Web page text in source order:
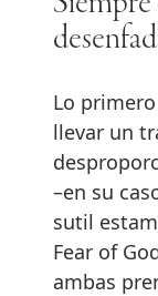
Lo
llevar un
–en su
sutil
Fear of
ambas